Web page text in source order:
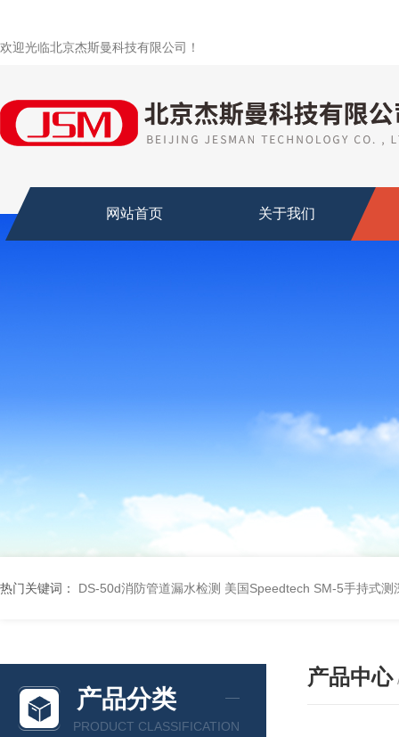
欢迎光临北京杰斯曼科技有限公司！
网站首页 关于我们
热门关键词： DS-50d消防管道漏水检测 美国Speedtech SM-5手持式测
产品分类
PRODUCT CLASSIFICATION
产品中心